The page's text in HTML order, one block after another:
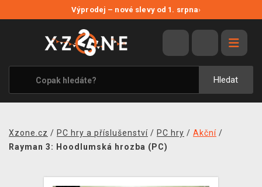
Výprodej – nové slevy od 1. srpna›
Hledat
VÝPRODEJ
VIDEOHRY
XZONE ORIGINALS
TÉMATIKY
MERCHANDISE
Xzone.cz / PC hry a příslušenství / PC hry / Akční /
Rayman 3: Hoodlumská hrozba (PC)